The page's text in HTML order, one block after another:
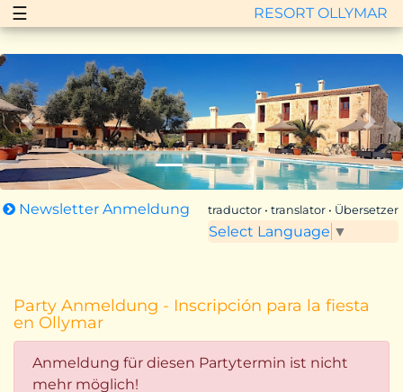
☰ RESORT OLLYMAR
Zurück Vor
Newsletter Anmeldung traductor • translator • Übersetzer
Select Language ▼
Party Anmeldung - Inscripción para la fiesta
en Ollymar
Anmeldung für diesen Partytermin ist nicht
mehr möglich!